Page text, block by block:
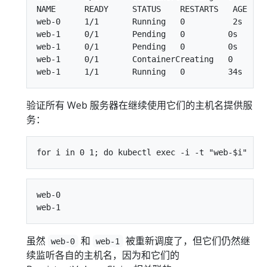
NAME      READY     STATUS    RESTARTS   AGE
web-0     1/1       Running   0          2s
web-1     0/1       Pending   0         0s
web-1     0/1       Pending   0         0s
web-1     0/1       ContainerCreating   0
验证所有 Web 服务器在继续使用它们的主机名提供服
务：
web-0
虽然 web-0 和 web-1
被重新调度了，但它们仍然继
续监听各自的主机名，因为和它们的